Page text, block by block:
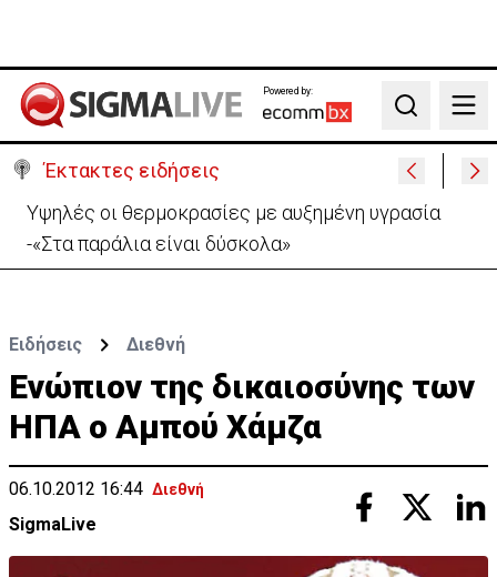
Powered by:
Search
Έκτακτες ειδήσεις
Υψηλές οι θερμοκρασίες με αυξημένη υγρασία
-«Στα παράλια είναι δύσκολα»
Ειδήσεις Διεθνή
Ενώπιον της δικαιοσύνης των
ΗΠΑ ο Αμπού Χάμζα
06.10.2012 16:44 Διεθνή
SigmaLive